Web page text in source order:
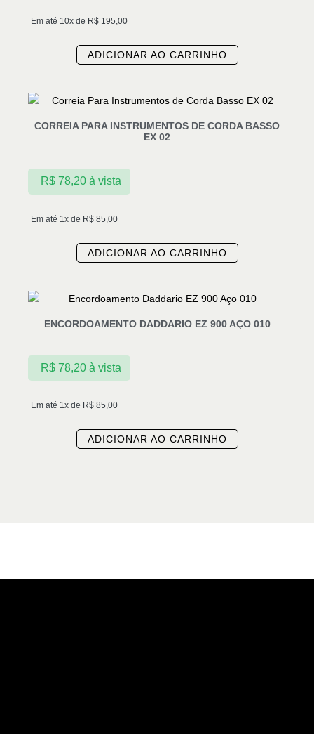
Em até 10x de R$ 195,00
ADICIONAR AO CARRINHO
CORREIA PARA INSTRUMENTOS DE CORDA BASSO
EX 02
Em até 1x de R$ 85,00
R$78,20 à vista
ADICIONAR AO CARRINHO
ENCORDOAMENTO DADDARIO EZ 900 AÇO 010
Em até 1x de R$ 85,00
R$78,20 à vista
ADICIONAR AO CARRINHO